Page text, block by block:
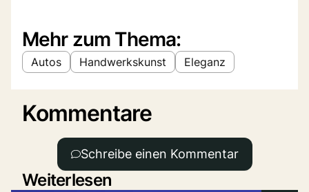
Mehr zum Thema:
Autos Handwerkskunst Eleganz
Kommentare
Schreibe einen Kommentar
Weiterlesen